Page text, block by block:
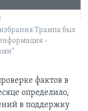
Трампа был
-
фактов в
определило,
в поддержку